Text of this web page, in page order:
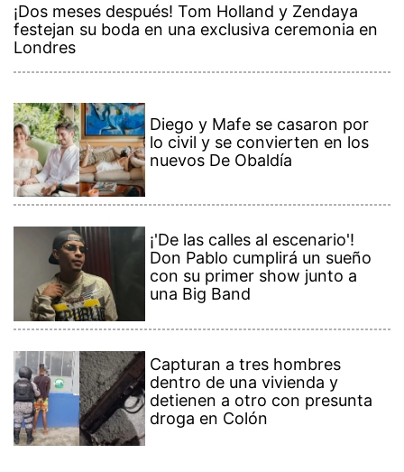
¡Dos meses después! Tom Holland y Zendaya
festejan su boda en una exclusiva ceremonia en
Londres
Diego y Mafe se casaron por
lo civil y se convierten en los
nuevos De Obaldía
¡'De las calles al escenario'!
Don Pablo cumplirá un sueño
con su primer show junto a
una Big Band
Capturan a tres hombres
dentro de una vivienda y
detienen a otro con presunta
droga en Colón